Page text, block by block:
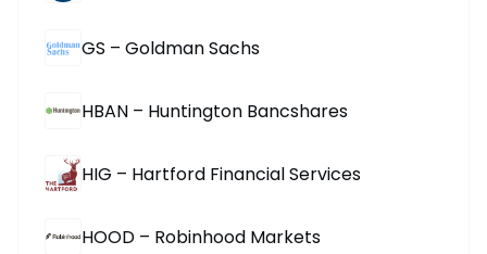
GS – Goldman Sachs
HBAN – Huntington Bancshares
HIG – Hartford Financial Services
HOOD – Robinhood Markets